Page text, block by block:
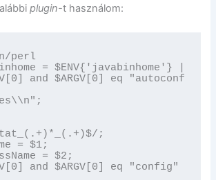
plugin-t használom:
perl
= $ENV{'javabinhome'} ||
and $ARGV[0] eq "autoconf" )
;
= $1;
= $2;
and $ARGV[0] eq "config" )